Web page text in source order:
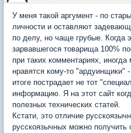
У меня такой аргумент - по
личности и оставляют
по делу, но чаще грубые. Когда
зарвавшегося товарища 100%
при таких комментариях,
нравятся кому-то
итоге пострадает не тот
информацию. Я на этот сайт
полезных технических статей.
Кстати, это отличие
русскоязычных можно получить